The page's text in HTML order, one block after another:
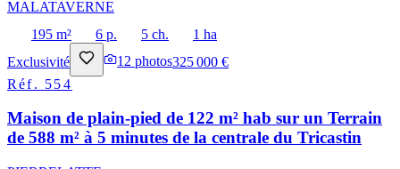
MALATAVERNE
195 m²
6 p. 5 ch.
1 ha
Exclusivité
12 photos325 000 €
Réf. 554
Maison de plain-pied de 122 m² hab sur un Terrain
de 588 m² à 5 minutes de la centrale du Tricastin